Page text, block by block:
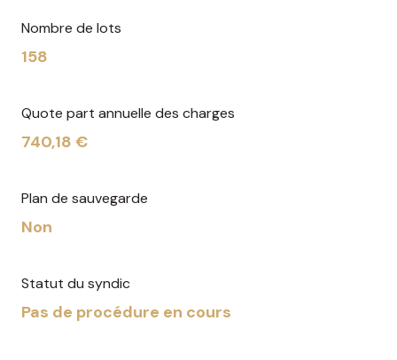
Nombre de lots
158
Quote part annuelle des charges
740,18 €
Plan de sauvegarde
Non
Statut du syndic
Pas de procédure en cours